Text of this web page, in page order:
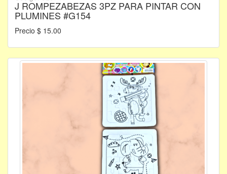
J ROMPEZABEZAS 3PZ PARA PINTAR CON
PLUMINES #G154
Precio $ 15.00